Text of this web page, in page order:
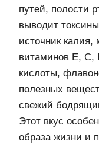
путей, полости
выводит
источник калия,
витаминов Е, С,
кислоты,
полезных
свежий
Этот вкус
образа жизни и